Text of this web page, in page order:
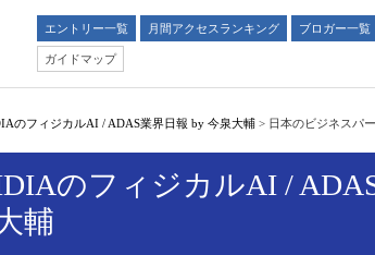
エントリー一覧 月間アクセスランキング ブロガー一覧
ガイドマップ
のフィジカルAI / ADAS業界日報 by 今泉大輔 > 日本のビジネスパ
のフィジカルAI /
輔